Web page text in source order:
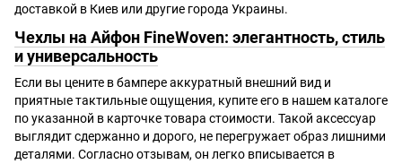
доставкой в Киев или другие города Украины.
Чехлы на Айфон FineWoven: элегантность, стиль
и универсальность
Если вы цените в бампере аккуратный внешний вид и
приятные тактильные ощущения, купите его в нашем каталоге
по указанной в карточке товара стоимости. Такой аксессуар
выглядит сдержанно и дорого, не перегружает образ лишними
деталями. Согласно отзывам, он легко вписывается в